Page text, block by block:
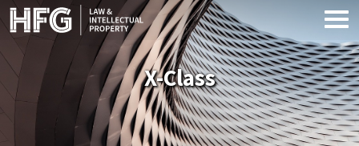
Skip to main content
X-Class